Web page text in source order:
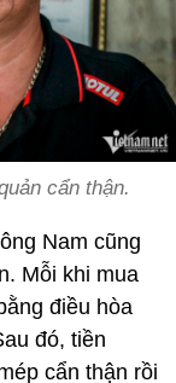
cẩn thận.
Nam cũng
Mỗi khi mua
điều hòa
đó, tiền
cẩn thận rồi